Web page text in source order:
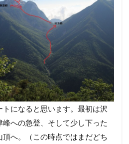
になると思います。最初は沢
への急登、そして少し下った
へ。（この時点ではまだどち